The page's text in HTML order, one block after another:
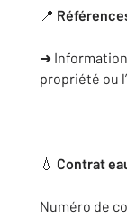
📍
➜
propriété ou
💧 Contrat
Numéro de